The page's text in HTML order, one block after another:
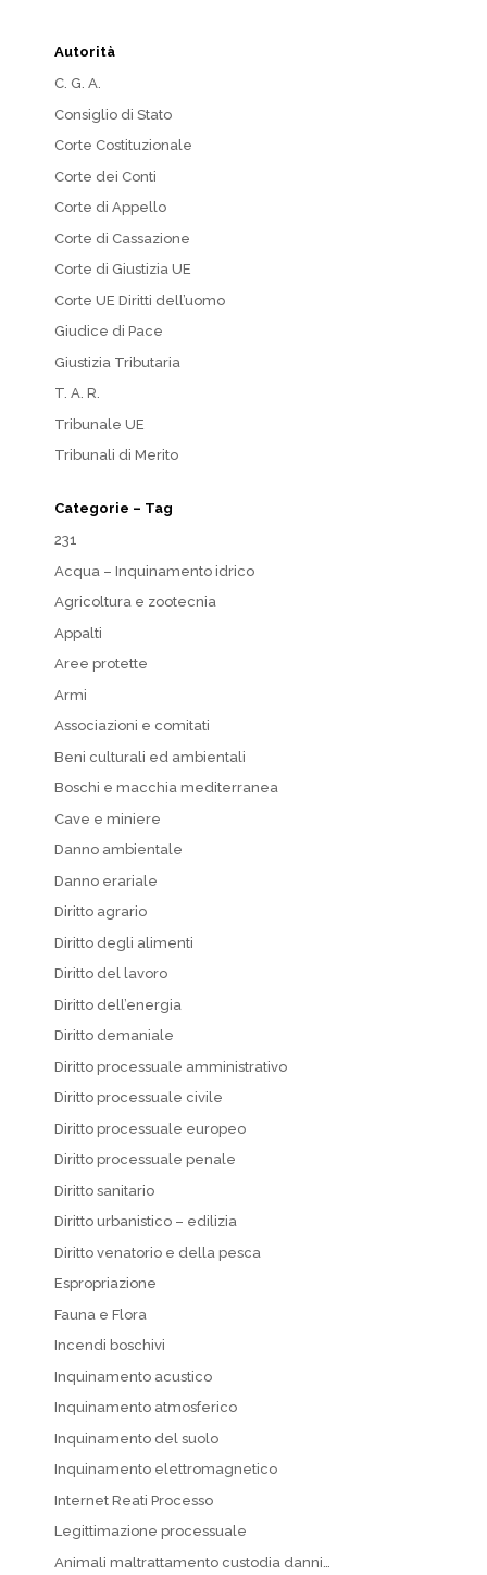
Autorità
C. G. A.
Consiglio di Stato
Corte Costituzionale
Corte dei Conti
Corte di Appello
Corte di Cassazione
Corte di Giustizia UE
Corte UE Diritti dell’uomo
Giudice di Pace
Giustizia Tributaria
T. A. R.
Tribunale UE
Tribunali di Merito
Categorie – Tag
231
Acqua – Inquinamento idrico
Agricoltura e zootecnia
Appalti
Aree protette
Armi
Associazioni e comitati
Beni culturali ed ambientali
Boschi e macchia mediterranea
Cave e miniere
Danno ambientale
Danno erariale
Diritto agrario
Diritto degli alimenti
Diritto del lavoro
Diritto dell’energia
Diritto demaniale
Diritto processuale amministrativo
Diritto processuale civile
Diritto processuale europeo
Diritto processuale penale
Diritto sanitario
Diritto urbanistico – edilizia
Diritto venatorio e della pesca
Espropriazione
Fauna e Flora
Incendi boschivi
Inquinamento acustico
Inquinamento atmosferico
Inquinamento del suolo
Inquinamento elettromagnetico
Internet Reati Processo
Legittimazione processuale
Animali maltrattamento custodia danni…